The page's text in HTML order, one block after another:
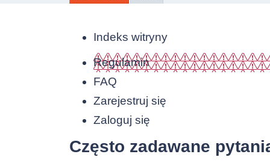
Indeks witryny
Regulamin
FAQ
Zarejestruj się
Zaloguj się
Często zadawane